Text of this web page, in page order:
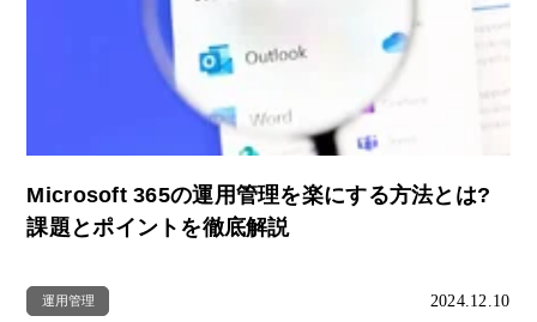
Microsoft 365の運用管理を楽にする方法とは?
課題とポイントを徹底解説
運用管理 2024.12.10